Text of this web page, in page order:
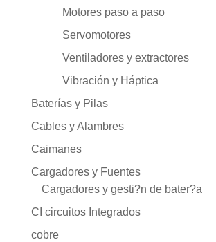
Motores paso a paso
Servomotores
Ventiladores y extractores
Vibración y Háptica
Baterías y Pilas
Cables y Alambres
Caimanes
Cargadores y Fuentes
Cargadores y gesti?n de bater?a
CI circuitos Integrados
cobre